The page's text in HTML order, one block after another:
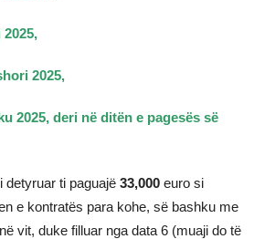
2025,
2025,
2025, deri në ditën e pagesës së
detyruar ti paguajë33,000 euro si
e kontratës para kohe, së bashku me
vit, duke filluar nga data 6 (muaji do të